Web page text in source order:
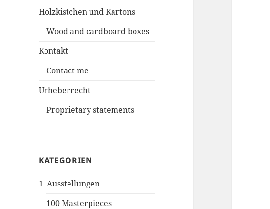
Holzkistchen und Kartons
Wood and cardboard boxes
Kontakt
Contact me
Urheberrecht
Proprietary statements
KATEGORIEN
1. Ausstellungen
100 Masterpieces